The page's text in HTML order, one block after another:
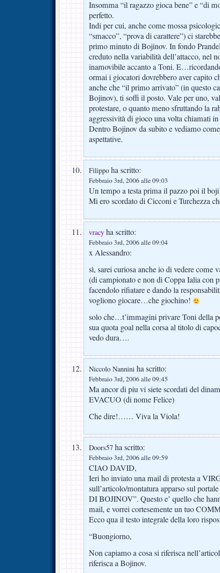
Insomma “il ragazzo gioca bene” e “di
perfetto.
Indi per cui, anche come mossa
“smacco”, “prova di carattere”) ci
primo minuto di Bojinov. In fondo
creduto nella variabilità dell’attacco, nel
inamovibile accanto a Toni.
ormai i giocatori dovrebbero aver capito
anche che “il primo arrivato” (in questo
Bojinov), ti soffi il posto. Vale per uno,
protestare, o quanto meno sfruttando la
aggressività di gioco una volta chiamati
Dentro Bojinov da subito e vediamo
aspettative.
Filippo ha scritto:
Febbraio 3rd, 2006 alle 09:03
Un tempo a testa prima il pazzo poi il
Mi ero scordato di Cicconi e Turchezza
vracy ha scritto:
Febbraio 3rd, 2006 alle 09:04
x Alessandro:
sì, sarei curiosa anche io di vedere come
(di campionato e non di Coppa Ialia con
facendolo rifiatare e dando la
vogliono giocare…che giochino!
solo che…t’immagini privare Toni della
sua quota goal nella corsa al titolo di
vedo dura….
Niccolo Nannini ha scritto:
Febbraio 3rd, 2006 alle 09:45
Ma ancor di piu vi siete scordati del
EVACUO (di nome Felice)
Che dire!…… Viva la Viola!
Doors57 ha scritto:
Febbraio 3rd, 2006 alle 09:59
CIAO DAVID,
Ieri ho inviato una mail di protesta a
sull’articolo/montatura apparso sul
DI BOJINOV”. Questo e’ quello che
mail, e vorrei cortesemente un tuo
Ecco qua il testo integrale della loro
“Buongiorno,
Non capiamo a cosa si riferisca
riferisca a Bojinov.